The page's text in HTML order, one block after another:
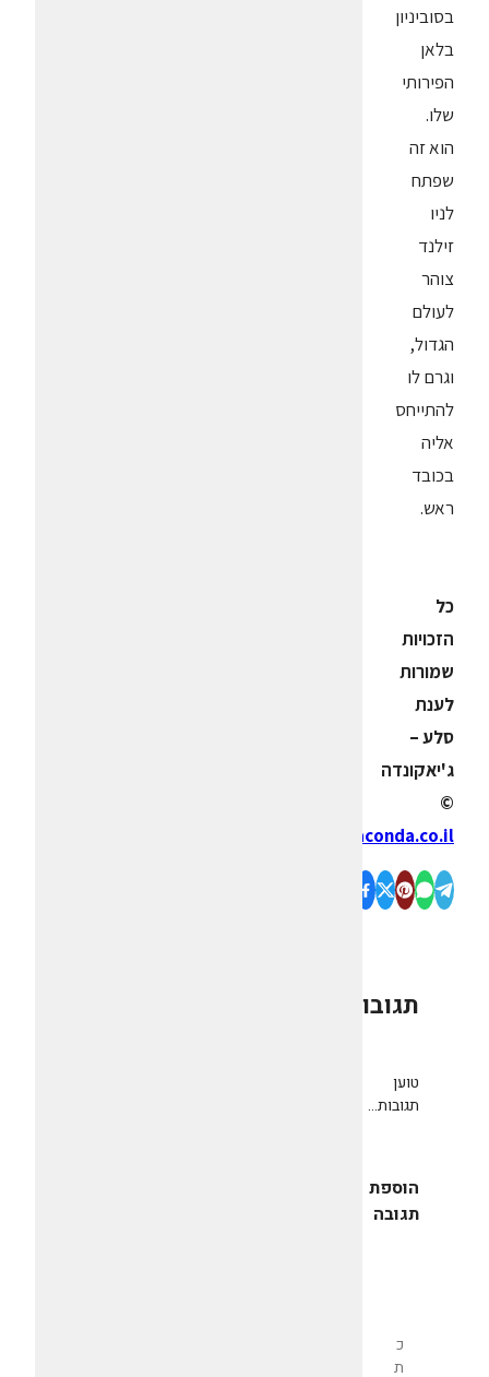
בסוביניון
בלאן
הפירותי
שלו.
הוא זה
שפתח
לניו
זילנד
צוהר
לעולם
הגדול,
וגרם לו
להתייחס
אליה
בכובד
ראש.
כל
הזכויות
שמורות
לענת
סלע –
ג'יאקונדה
©
www.giaconda.co.il
תגובות
טוען
תגובות...
הוספת
תגובה